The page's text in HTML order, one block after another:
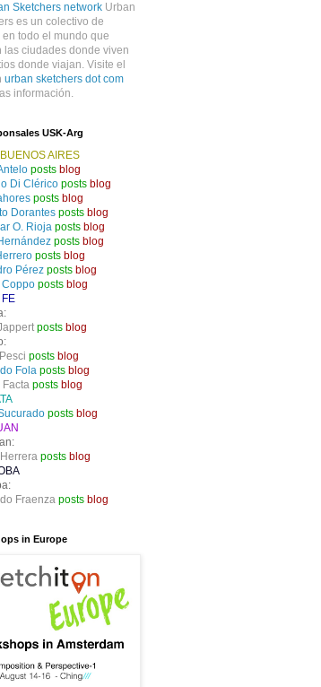
Urban
es un colectivo de
en todo el mundo que
las ciudades donde viven
donde viajan. Visite el
urban sketchers dot com
información.
USK-Arg
AIRES
posts blog
Di Clérico posts blog
posts blog
Dorantes posts blog
O. Rioja posts blog
posts blog
posts blog
Pérez posts blog
posts blog
FE
posts blog
posts blog
Fola posts blog
Facta posts blog
posts blog
posts blog
Fraenza posts blog
in Europe